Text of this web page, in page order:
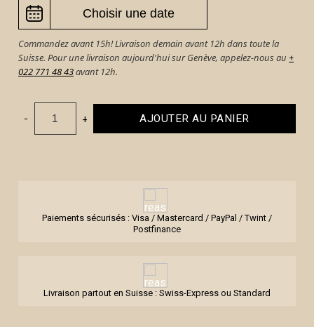
Commandez avant 15h! Livraison demain avant 12h dans toute la
Suisse. Pour une livraison aujourd'hui sur Genève, appelez-nous au +
022 771 48 43avant 12h.
- + AJOUTER AU PANIER
Paiements sécurisés : Visa / Mastercard / PayPal / Twint /
Postfinance
Livraison partout en Suisse : Swiss-Express ou Standard